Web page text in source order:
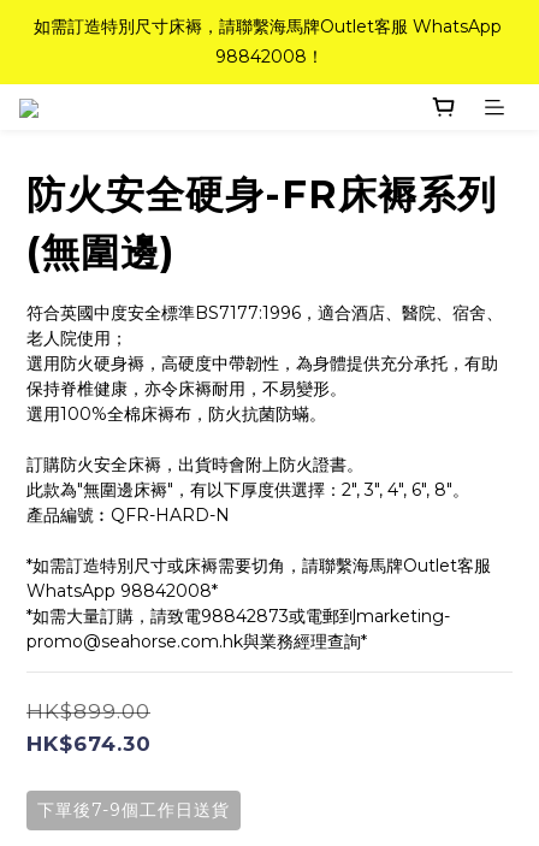
如需訂造特別尺寸床褥，請聯繫海馬牌Outlet客服 WhatsApp
98842008！
如需訂造特別尺寸床褥，請聯繫海馬牌Outlet客服 WhatsApp
98842008！
Top-Tier Quality系列床褥82折(新永久記憶床褥 及 健康記憶床
粉紅水晶床褥，立即搶購，享6折優惠！
如需訂造特別尺寸床褥，請聯繫海馬牌Outlet客服 WhatsApp
98842008！
防火安全硬身-FR床褥系列
(無圍邊)
符合英國中度安全標準BS7177:1996，適合酒店、醫院、宿舍、
老人院使用；
選用防火硬身褥，高硬度中帶韌性，為身體提供充分承托，有助
保持脊椎健康，亦令床褥耐用，不易變形。
選用100%全棉床褥布，防火抗菌防蟎。
訂購防火安全床褥，出貨時會附上防火證書。
此款為"無圍邊床褥"，有以下厚度供選擇：2", 3", 4", 6", 8"。
產品編號︰QFR-HARD-N
*如需訂造特別尺寸或床褥需要切角，請聯繫海馬牌Outlet客服
WhatsApp 98842008*
*如需大量訂購，請致電98842873或電郵到marketing-
promo@seahorse.com.hk與業務經理查詢*
HK$899.00
HK$674.30
下單後7-9個工作日送貨